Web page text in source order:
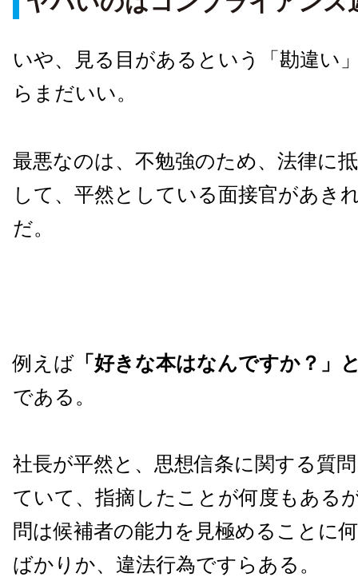
いや、見る目があるという「勘違い
らまだいい。
最悪なのは、不勉強のため、法律に
して、平然としている面接官があき
だ。
例えば 「好きな本はなんですか？」
である。
社長が平然と、思想信条に関する質
ていて、指摘したことが何度もある
問は候補者の能力を見極めることに
ばかりか、違法行為ですらある。